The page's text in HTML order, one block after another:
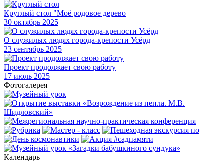
Круглый стол "Моё родовое дерево
30 октябрь 2025
О служилых людях города-крепости Усёрд
23 сентябрь 2025
Проект продолжает свою работу
17 июль 2025
Фотогалерея
Календарь